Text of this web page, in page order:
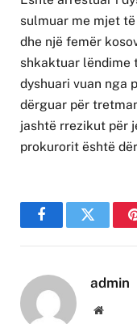
sulmuar me mjet
dhe një femër
shkaktuar lëndime
dyshuari vuan nga
dërguar për
jashtë rrezikut për
prokurorit është
FacebookTwitter
admin
Website